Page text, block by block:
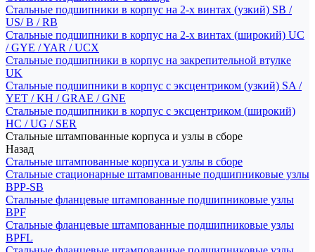
Стальные подшипники в корпус на 2-х винтах (узкий) SB /
US/ B / RB
Стальные подшипники в корпус на 2-х винтах (широкий) UC
/ GYE / YAR / UCX
Стальные подшипники в корпус на закрепительной втулке
UK
Стальные подшипники в корпус с эксцентриком (узкий) SA /
YET / KH / GRAE / GNE
Стальные подшипники в корпус с эксцентриком (широкий)
HC / UG / SER
Стальные штампованные корпуса и узлы в сборе
Назад
Стальные штампованные корпуса и узлы в сборе
Стальные стационарные штампованные подшипниковые узлы
BPP-SB
Стальные фланцевые штампованные подшипниковые узлы
BPF
Стальные фланцевые штампованные подшипниковые узлы
BPFL